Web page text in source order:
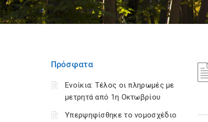
Πρόσφατα
Ενοίκια: Τέλος οι πληρωμές με
μετρητά από 1η Οκτωβρίου
Υπερψηφίσθηκε το νομοσχέδιο